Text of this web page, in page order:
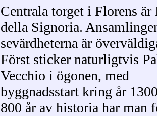
Centrala torget i Florens är
della Signoria.
sevärdheterna är
Först sticker naturligtvis
Vecchio i ögonen, med
byggnadsstart kring år
800 år av historia har man